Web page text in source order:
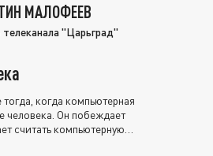
МАЛОФЕЕВ
телеканала "Царьград"
когда компьютерная
человека. Он побеждает
считать компьютерную